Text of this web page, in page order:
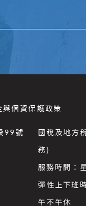
與個資保護政策
99號 國稅及地方
務)
服務時間：
彈性上下班
午不午休